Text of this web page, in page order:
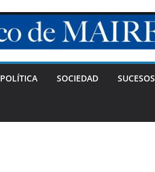
POLÍTICA SOCIEDAD SUCESOS